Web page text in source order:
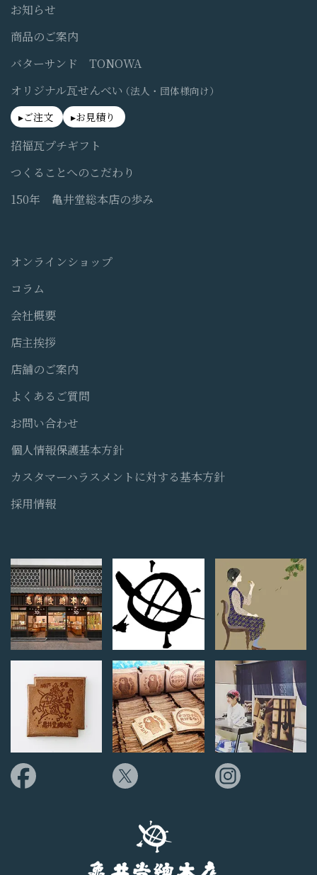
お知らせ
商品のご案内
バターサンド TONOWA
オリジナル瓦せんべい（法人・団体様向け）
ご注文
お見積り
招福瓦プチギフト
つくることへのこだわり
150年 亀井堂総本店の歩み
オンラインショップ
コラム
会社概要
店主挨拶
店舗のご案内
よくあるご質問
お問い合わせ
個人情報保護基本方針
カスタマーハラスメントに対する基本方針
採用情報